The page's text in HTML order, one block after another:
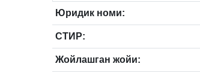
Юридик номи:
СТИР:
Жойлашган жойи: